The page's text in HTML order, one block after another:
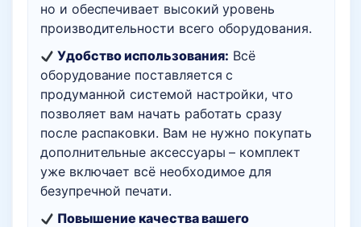
но и обеспечивает высокий уровень
производительности всего оборудования.
Удобство использования: Всё
оборудование поставляется с
продуманной системой настройки, что
позволяет вам начать работать сразу
после распаковки. Вам не нужно покупать
дополнительные аксессуары – комплект
уже включает всё необходимое для
безупречной печати.
Повышение качества вашего